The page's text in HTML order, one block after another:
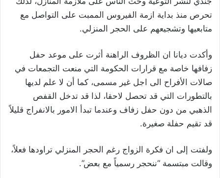
تحرص منذ بداية ازمة الفيروس الممبت على التواصل مع
متابعيها وتشجيعهم على الحجر المنزلي.
وأكدت ديانا ان الظروف الراهنة أثرت على موعد حفل
زفافها خاصة مع قرارات الحكومة التي منعت التجمعات في
صالات الأفراح الى اجل غير مسمى، كما أن لا علم لديها
بالتطورات التي قد تحصل لاحقا، لذا قد تدخل القفص
الذهبي من دون حفل زفاف وعندما تبدأ الامور بالانفراج قليلاً
قد تقيم حفلة صغيرة.
ولفتت إلى ان فكرة الزواج رغم الحجر المنزلي تراودها فعلاً،
وقالت مبتسمة “ننحجر رسمياً مع بعض”.